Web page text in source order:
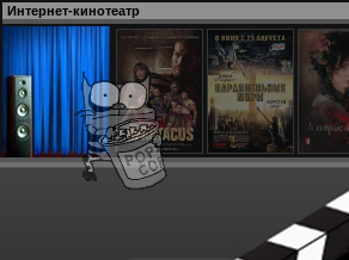
Интернет-кинотеатр